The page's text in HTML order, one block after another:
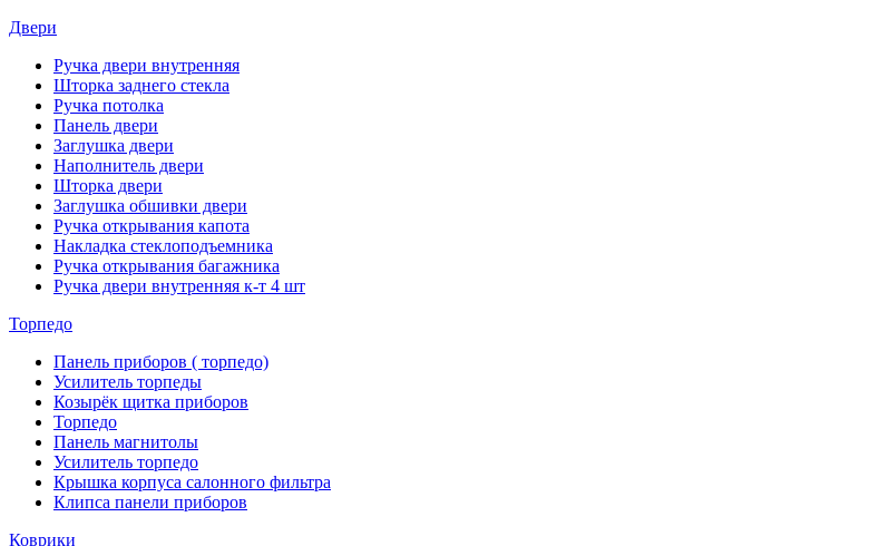
Двери
Ручка двери внутренняя
Шторка заднего стекла
Ручка потолка
Панель двери
Заглушка двери
Наполнитель двери
Шторка двери
Заглушка обшивки двери
Ручка открывания капота
Накладка стеклоподъемника
Ручка открывания багажника
Ручка двери внутренняя к-т 4 шт
Торпедо
Панель приборов ( торпедо)
Усилитель торпеды
Козырёк щитка приборов
Торпедо
Панель магнитолы
Усилитель торпедо
Крышка корпуса салонного фильтра
Клипса панели приборов
Коврики